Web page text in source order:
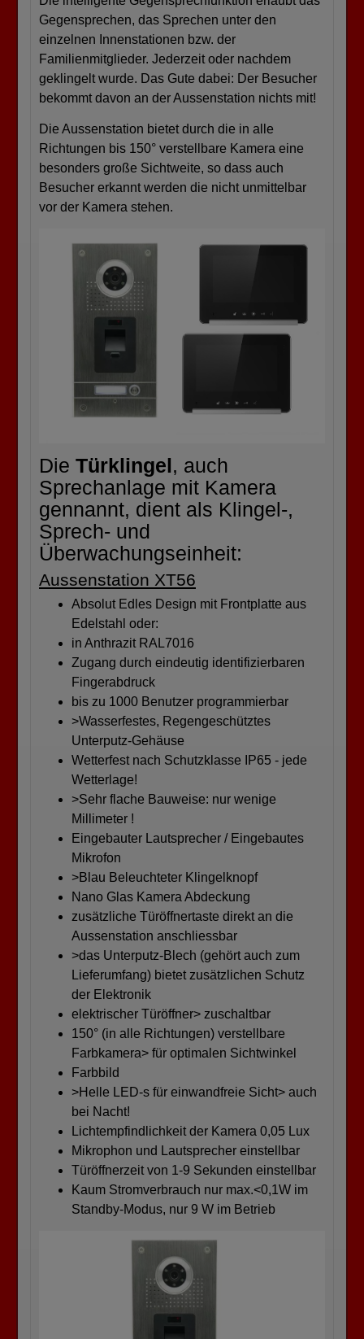
Gegensprechen, das Sprechen unter den
einzelnen Innenstationen bzw. der
Familienmitglieder. Jederzeit oder nachdem
geklingelt wurde. Das Gute dabei: Der Besucher
bekommt davon an der Aussenstation nichts mit!
Die Aussenstation bietet durch die in alle
Richtungen bis 150° verstellbare Kamera eine
besonders große Sichtweite, so dass auch
Besucher erkannt werden die nicht unmittelbar
vor der Kamera stehen.
Die Türklingel, auch
Sprechanlage mit Kamera
gennannt, dient als Klingel-,
Sprech- und
Überwachungseinheit:
Aussenstation XT56
Absolut Edles Design mit Frontplatte aus
Edelstahl oder:
in Anthrazit RAL7016
Zugang durch eindeutig identifizierbaren
Fingerabdruck
bis zu 1000 Benutzer programmierbar
>Wasserfestes, Regengeschütztes
Unterputz-Gehäuse
Wetterfest nach Schutzklasse IP65 - jede
Wetterlage!
>Sehr flache Bauweise: nur wenige
Millimeter !
Eingebauter Lautsprecher / Eingebautes
Mikrofon
>Blau Beleuchteter Klingelknopf
Nano Glas Kamera Abdeckung
zusätzliche Türöffnertaste direkt an die
Aussenstation anschliessbar
>das Unterputz-Blech (gehört auch zum
Lieferumfang) bietet zusätzlichen Schutz
der Elektronik
elektrischer Türöffner> zuschaltbar
150° (in alle Richtungen) verstellbare
Farbkamera> für optimalen Sichtwinkel
Farbbild
>Helle LED-s für einwandfreie Sicht> auch
bei Nacht!
Lichtempfindlichkeit der Kamera 0,05 Lux
Mikrophon und Lautsprecher einstellbar
Türöffnerzeit von 1-9 Sekunden einstellbar
Kaum Stromverbrauch nur max.<0,1W im
Standby-Modus, nur 9 W im Betrieb